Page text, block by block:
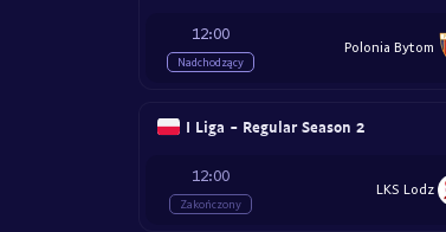
12:00
Nadchodzący
Polonia Bytom
I Liga - Regular Season 2
12:00
Zakończony
LKS Lodz